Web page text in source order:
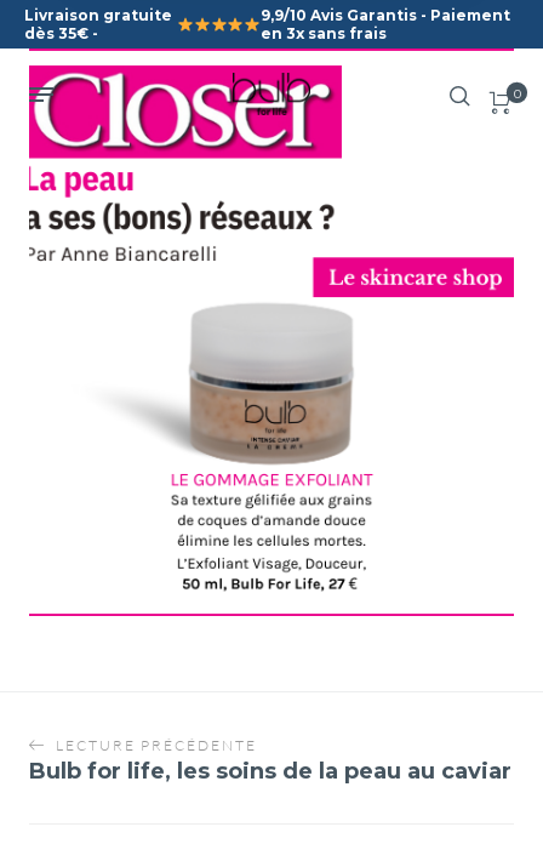
Livraison gratuite
dès 35€ -
9,9/10 Avis Garantis - Paiement
en 3x sans frais
0
LECTURE PRÉCÉDENTE
Bulb for life, les soins de la peau au caviar